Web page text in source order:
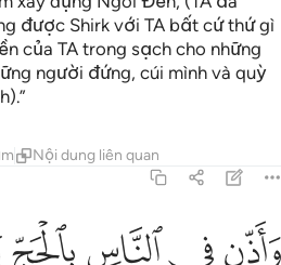
được Shirk với TA bất cứ thứ gì
của TA trong sạch cho những
người đứng, cúi mình và quỳ
Nội dung liên quan
واذن في الناس بالحج ياتوك رجالا
وَأَذِّن فِى ٱلنَّاسِ بِٱلْحَجِّ يَأْتُوكَ